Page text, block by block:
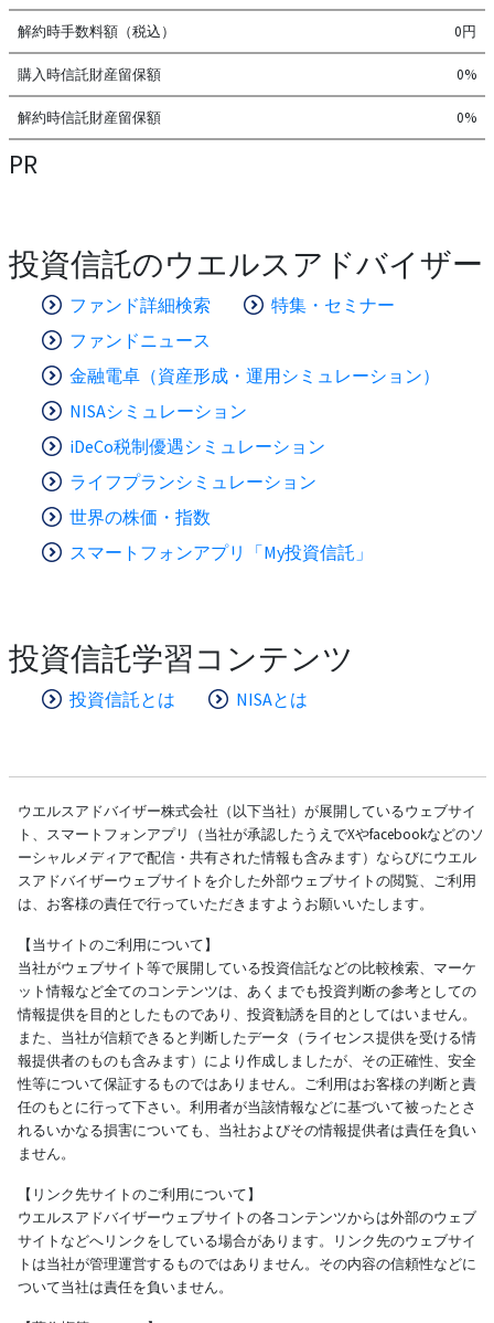
解約時手数料額（税込） 0円
購入時信託財産留保額 0%
解約時信託財産留保額 0%
PR
投資信託のウエルスアドバイザー
ファンド詳細検索
特集・セミナー
ファンドニュース
金融電卓（資産形成・運用シミュレーション）
NISAシミュレーション
iDeCo税制優遇シミュレーション
ライフプランシミュレーション
世界の株価・指数
スマートフォンアプリ「My投資信託」
投資信託学習コンテンツ
投資信託とは NISAとは
ウエルスアドバイザー株式会社（以下当社）が展開しているウェブサイ
ト、スマートフォンアプリ（当社が承認したうえでXやfacebookなどのソ
ーシャルメディアで配信・共有された情報も含みます）ならびにウエル
スアドバイザーウェブサイトを介した外部ウェブサイトの閲覧、ご利用
は、お客様の責任で行っていただきますようお願いいたします。
【当サイトのご利用について】
当社がウェブサイト等で展開している投資信託などの比較検索、マーケ
ット情報など全てのコンテンツは、あくまでも投資判断の参考としての
情報提供を目的としたものであり、投資勧誘を目的としてはいません。
また、当社が信頼できると判断したデータ（ライセンス提供を受ける情
報提供者のものも含みます）により作成しましたが、その正確性、安全
性等について保証するものではありません。ご利用はお客様の判断と責
任のもとに行って下さい。利用者が当該情報などに基づいて被ったとさ
れるいかなる損害についても、当社およびその情報提供者は責任を負い
ません。
【リンク先サイトのご利用について】
ウエルスアドバイザーウェブサイトの各コンテンツからは外部のウェブ
サイトなどへリンクをしている場合があります。リンク先のウェブサイ
トは当社が管理運営するものではありません。その内容の信頼性などに
ついて当社は責任を負いません。